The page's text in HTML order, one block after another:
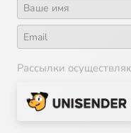
Рассылки